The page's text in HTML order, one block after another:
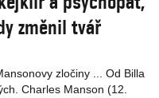
změnil tvář
zločiny ... Od Billa
Charles Manson (12.